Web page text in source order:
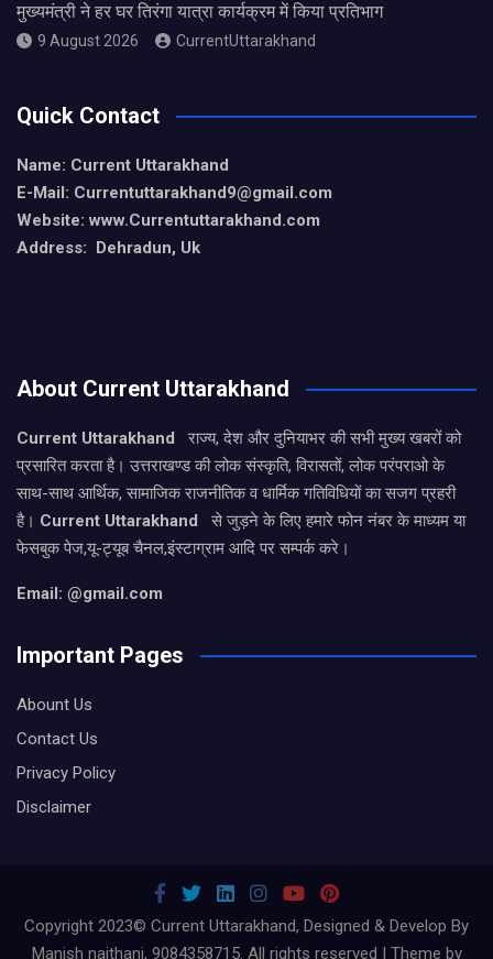
मुख्यमंत्री ने हर घर तिरंगा यात्रा कार्यक्रम में किया प्रतिभाग
9 August 2026 CurrentUttarakhand
Quick Contact
Name: Current Uttarakhand
E-Mail: Currentuttarakhand9@gmail.com
Website: www.Currentuttarakhand.com
Address: Dehradun, Uk
About Current Uttarakhand
Current Uttarakhand
राज्य, देश और दुनियाभर की सभी मुख्य खबरों को
प्रसारित करता है। उत्तराखण्ड की लोक संस्कृति, विरासतों, लोक परंपराओ के
साथ-साथ आर्थिक, सामाजिक राजनीतिक व धार्मिक गतिविधियों का सजग प्रहरी
है। Current Uttarakhand
से जुड़ने के लिए हमारे फोन नंबर के माध्यम या
फेसबुक पेज,यू-ट्यूब चैनल,इंस्टाग्राम आदि पर सम्पर्क करे।
Email: @gmail.com
Important Pages
Abount Us
Contact Us
Privacy Policy
Disclaimer
Copyright 2023© Current Uttarakhand, Designed & Develop By
Manish naithani, 9084358715. All rights reserved | Theme by